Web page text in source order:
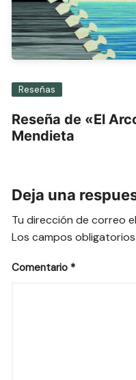
Reseñas
Reseña de «El
Mendieta
Deja una
Tu dirección de correo
Los campos
Comentario *